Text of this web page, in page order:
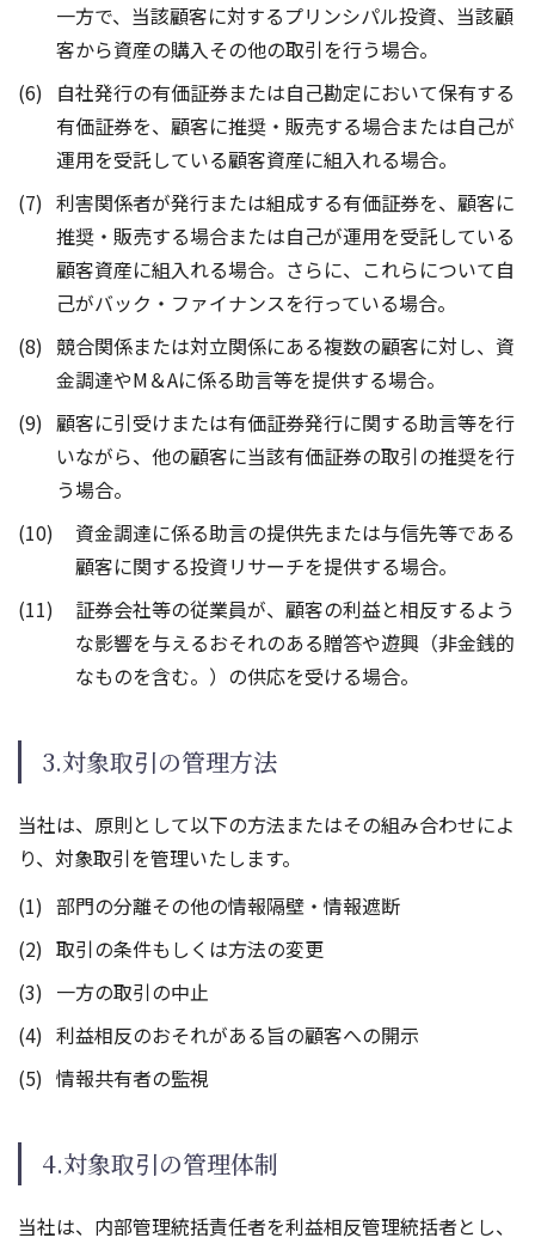
一方で、当該顧客に対するプリンシパル投資、当該顧
客から資産の購入その他の取引を行う場合。
自社発行の有価証券または自己勘定において保有する
有価証券を、顧客に推奨・販売する場合または自己が
運用を受託している顧客資産に組入れる場合。
利害関係者が発行または組成する有価証券を、顧客に
推奨・販売する場合または自己が運用を受託している
顧客資産に組入れる場合。さらに、これらについて自
己がバック・ファイナンスを行っている場合。
競合関係または対立関係にある複数の顧客に対し、資
金調達やM＆Aに係る助言等を提供する場合。
顧客に引受けまたは有価証券発行に関する助言等を行
いながら、他の顧客に当該有価証券の取引の推奨を行
う場合。
資金調達に係る助言の提供先または与信先等である
顧客に関する投資リサーチを提供する場合。
証券会社等の従業員が、顧客の利益と相反するよう
な影響を与えるおそれのある贈答や遊興（非金銭的
なものを含む。）の供応を受ける場合。
3.対象取引の管理方法
当社は、原則として以下の方法またはその組み合わせによ
り、対象取引を管理いたします。
部門の分離その他の情報隔壁・情報遮断
取引の条件もしくは方法の変更
一方の取引の中止
利益相反のおそれがある旨の顧客への開示
情報共有者の監視
4.対象取引の管理体制
当社は、内部管理統括責任者を利益相反管理統括者とし、